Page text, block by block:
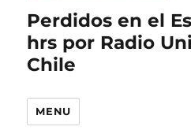
Perdidos en el
hrs por Radio
Chile
MENU